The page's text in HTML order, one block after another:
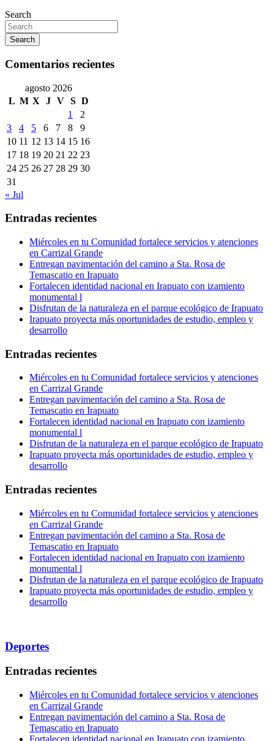
Search
Search
Comentarios recientes
agosto 2026
L M X J V S D
1
2
3
4 5 6 7 8
9
10 11 12 13 14 15 16
17 18 19 20 21 22 23
24 25 26 27 28 29 30
31
« Jul
Entradas recientes
Miércoles en tu Comunidad fortalece servicios y atenciones
en Carrizal Grande
Entregan pavimentación del camino a Sta. Rosa de
Temascatio en Irapuato
Fortalecen identidad nacional en Irapuato con izamiento
monumental l
Disfrutan de la naturaleza en el parque ecológico de Irapuato
Irapuato proyecta más oportunidades de estudio, empleo y
desarrollo
Entradas recientes
Miércoles en tu Comunidad fortalece servicios y atenciones
en Carrizal Grande
Entregan pavimentación del camino a Sta. Rosa de
Temascatio en Irapuato
Fortalecen identidad nacional en Irapuato con izamiento
monumental l
Disfrutan de la naturaleza en el parque ecológico de Irapuato
Irapuato proyecta más oportunidades de estudio, empleo y
desarrollo
Entradas recientes
Miércoles en tu Comunidad fortalece servicios y atenciones
en Carrizal Grande
Entregan pavimentación del camino a Sta. Rosa de
Temascatio en Irapuato
Fortalecen identidad nacional en Irapuato con izamiento
monumental l
Disfrutan de la naturaleza en el parque ecológico de Irapuato
Irapuato proyecta más oportunidades de estudio, empleo y
desarrollo
Deportes
Entradas recientes
Miércoles en tu Comunidad fortalece servicios y atenciones
en Carrizal Grande
Entregan pavimentación del camino a Sta. Rosa de
Temascatio en Irapuato
Fortalecen identidad nacional en Irapuato con izamiento